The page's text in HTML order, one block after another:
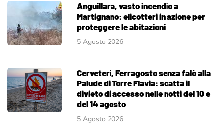
Anguillara, vasto incendio a
Martignano: elicotteri in azione per
proteggere le abitazioni
5 Agosto 2026
Cerveteri, Ferragosto senza falò alla
Palude di Torre Flavia: scatta il
divieto di accesso nelle notti del 10 e
del 14 agosto
5 Agosto 2026